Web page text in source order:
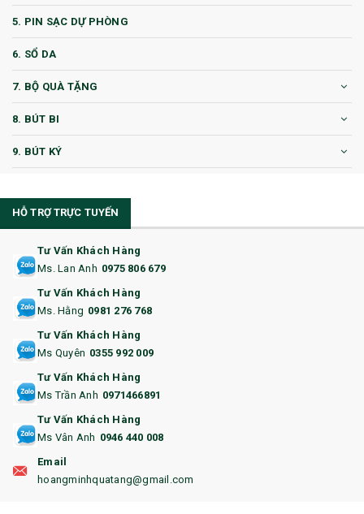
5. PIN SẠC DỰ PHÒNG
6. SỔ DA
7. BỘ QUÀ TẶNG
8. BÚT BI
9. BÚT KÝ
11. CỐC/BÌNH GIỮ NHIỆT
12. BÌNH NƯỚC
13. QUÀ TẶNG CAO CẤP
14. HỘP/VÍ ĐỰNG NAMECARD
15. BỘ BẤM MÓNG
16. BAO HỘ CHIẾU
18. ẤM CHÉN QUÀ TẶNG
19. ĐỒNG HỒ TREO TƯỜNG
HỖ TRỢ TRỰC TUYẾN
Tư Vấn Khách Hàng
Ms. Lan Anh 0975 806 679
Tư Vấn Khách Hàng
Ms. Hằng 0981 276 768
Tư Vấn Khách Hàng
Ms Quyên 0355 992 009
Tư Vấn Khách Hàng
Ms Trần Anh 0971466891
Tư Vấn Khách Hàng
Ms Vân Anh 0946 440 008
Email
hoangminhquatang@gmail.com